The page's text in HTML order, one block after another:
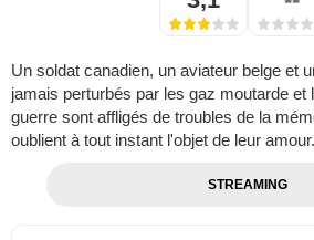
Un soldat canadien, un aviateur belge et
jamais perturbés par les gaz moutarde et
guerre sont affligés de troubles de la
oublient à tout instant l'objet de leur amour.
STREAMING